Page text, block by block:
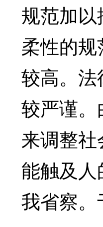
规范加
柔性的
较高。
较严谨
来调整
能触及
我省察